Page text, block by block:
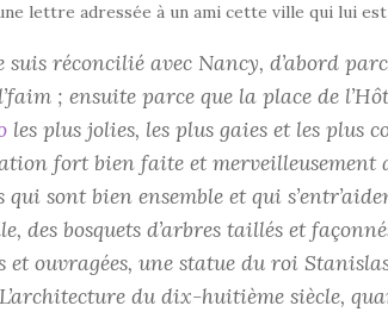
lettre adressée à un ami cette ville qui lui
suis réconcilié avec Nancy, d’abord
; ensuite parce que la place de
les plus jolies, les plus gaies et les plus
fort bien faite et merveilleusement
qui sont bien ensemble et qui
des bosquets d’arbres taillés et
et ouvragées, une statue du roi
du dix-huitième siècle,